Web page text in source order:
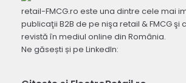
retail-FMCG.ro este una dintre cele mai
publicaţii B2B de pe nişa retail & FMCG şi
revistă în mediul online din România.
Ne găsești și pe LinkedIn: